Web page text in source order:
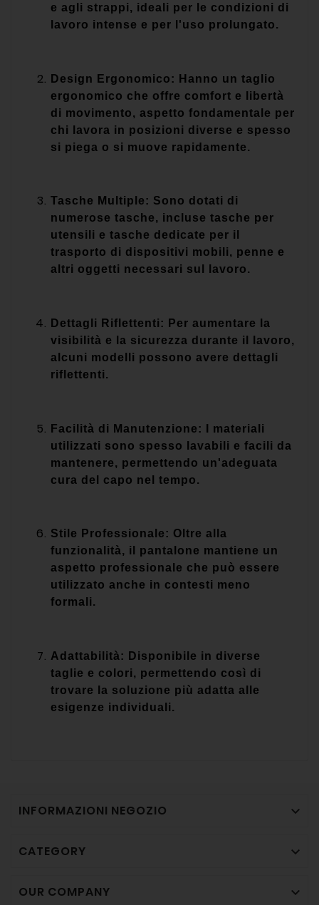
e agli strappi, ideali per le condizioni di
lavoro intense e per l'uso prolungato.
Design Ergonomico: Hanno un taglio
ergonomico che offre comfort e libertà
di movimento, aspetto fondamentale per
chi lavora in posizioni diverse e spesso
si piega o si muove rapidamente.
Tasche Multiple: Sono dotati di
numerose tasche, incluse tasche per
utensili e tasche dedicate per il
trasporto di dispositivi mobili, penne e
altri oggetti necessari sul lavoro.
Dettagli Riflettenti: Per aumentare la
visibilità e la sicurezza durante il lavoro,
alcuni modelli possono avere dettagli
riflettenti.
Facilità di Manutenzione: I materiali
utilizzati sono spesso lavabili e facili da
mantenere, permettendo un'adeguata
cura del capo nel tempo.
Stile Professionale: Oltre alla
funzionalità, il pantalone mantiene un
aspetto professionale che può essere
utilizzato anche in contesti meno
formali.
Adattabilità: Disponibile in diverse
taglie e colori, permettendo così di
trovare la soluzione più adatta alle
esigenze individuali.
INFORMAZIONI NEGOZIO 
CATEGORY 
OUR COMPANY 